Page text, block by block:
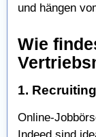
und hängen
Wie
1.
Online-
Indeed sind